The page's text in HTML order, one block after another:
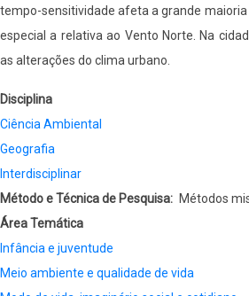
tempo-sensitividade afeta a grande maioria
especial a relativa ao Vento Norte. Na
as alterações do clima urbano.
Disciplina
Ciência Ambiental
Geografia
Interdisciplinar
Método e Técnica de Pesquisa
Métodos
Área Temática
Infância e juventude
Meio ambiente e qualidade de vida